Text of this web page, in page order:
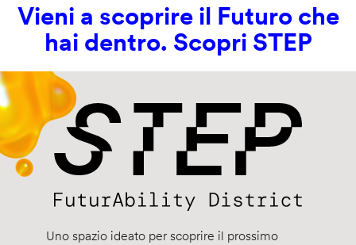
Vieni a scoprire il Futuro che
hai dentro. Scopri STEP
Uno spazio ideato per scoprire il prossimo